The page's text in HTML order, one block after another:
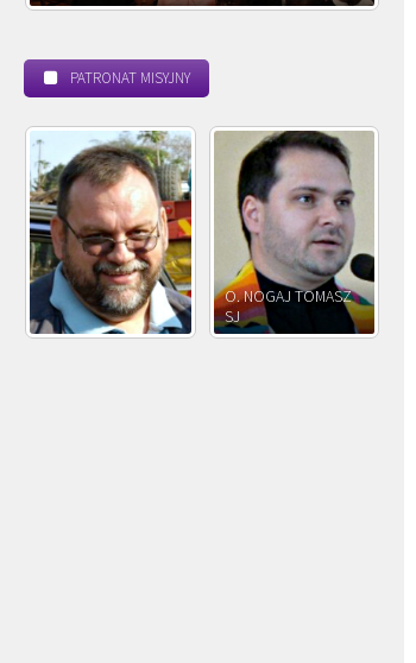
PATRONAT MISYJNY
O. JÓZEF OLEKSY SJ
O. JÓZEF
PAWŁOWSKI SJ